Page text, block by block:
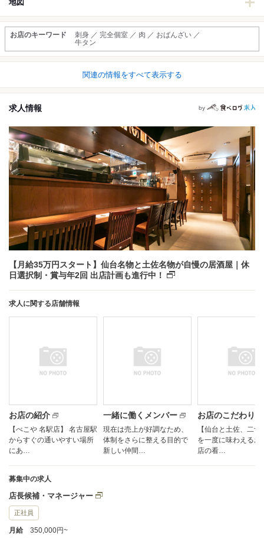
地図
お店のキーワード
刺身 ／ 完全個室 ／ 肉 ／ おばんざい ／
牛タン
関連の情報をすべて表示する
求人情報 by
【月給35万円スタート】仙台名物と土佐名物が自慢の居酒屋｜休
日選択制・賞与年2回 出店計画も進行中！
求人に関する店舗情報
お店の紹介
【べこや 名駅店】 名古屋駅
からすぐの通いやすい場所
にあ…
一緒に働くメンバー
現在は売上が好調なため、
体制をさらに整える目的で
新しい仲間…
お店のこだわり
【仙台と土佐、二つ
を一度に味わえるお
店の看…
募集中の求人
店長候補・マネージャー
正社員
月給
350,000円~